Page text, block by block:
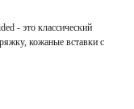
- это классический
кожаные вставки с